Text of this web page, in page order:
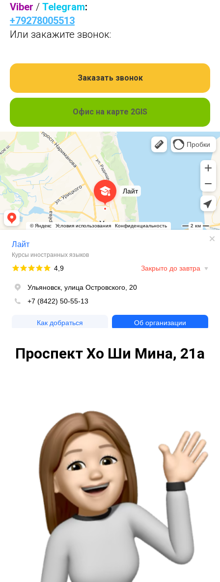
Viber / Telegram:
+79278005513
Или закажите звонок:
Заказать звонок
Офис на карте 2GIS
Проспект Хо Ши Мина, 21а